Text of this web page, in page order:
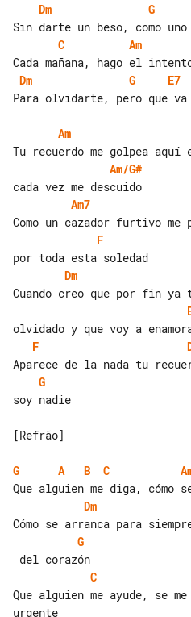
Dm
G
C
Am
Dm
G
E7
Para olvidarte, pero que va
Am
Am/G#
Am7
F
Dm
F
G
soy nadie
[Refrão]
G A B C
Dm
G
C
Que alguien me ayude, se me